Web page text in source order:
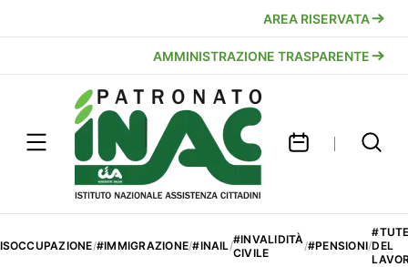
AREA RISERVATA
AMMINISTRAZIONE TRASPARENTE
/#IMMIGRAZIONE/#INAIL/#INVALIDITÀ
CIVILE
/#PENSIONI/DEL